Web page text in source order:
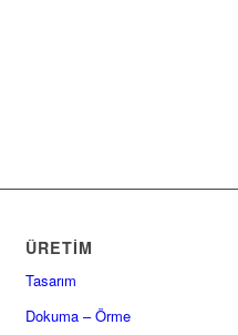
ÜRETİM
Tasarım
Dokuma – Örme